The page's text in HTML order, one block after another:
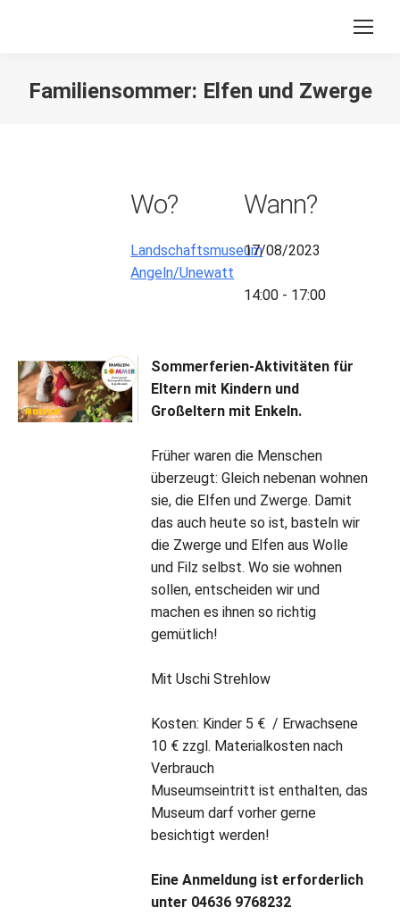
Familiensommer: Elfen und Zwerge
Wo?
Landschaftsmuseum
Angeln/Unewatt
Wann?
17/08/2023
14:00 - 17:00
Sommerferien-Aktivitäten für
Eltern mit Kindern und
Großeltern mit Enkeln.
Früher waren die Menschen
überzeugt: Gleich nebenan wohnen
sie, die Elfen und Zwerge. Damit
das auch heute so ist, basteln wir
die Zwerge und Elfen aus Wolle
und Filz selbst. Wo sie wohnen
sollen, entscheiden wir und
machen es ihnen so richtig
gemütlich!
Mit Uschi Strehlow
Kosten: Kinder 5 € / Erwachsene
10 € zzgl. Materialkosten nach
Verbrauch
Museumseintritt ist enthalten, das
Museum darf vorher gerne
besichtigt werden!
Eine Anmeldung ist erforderlich
unter 04636 9768232